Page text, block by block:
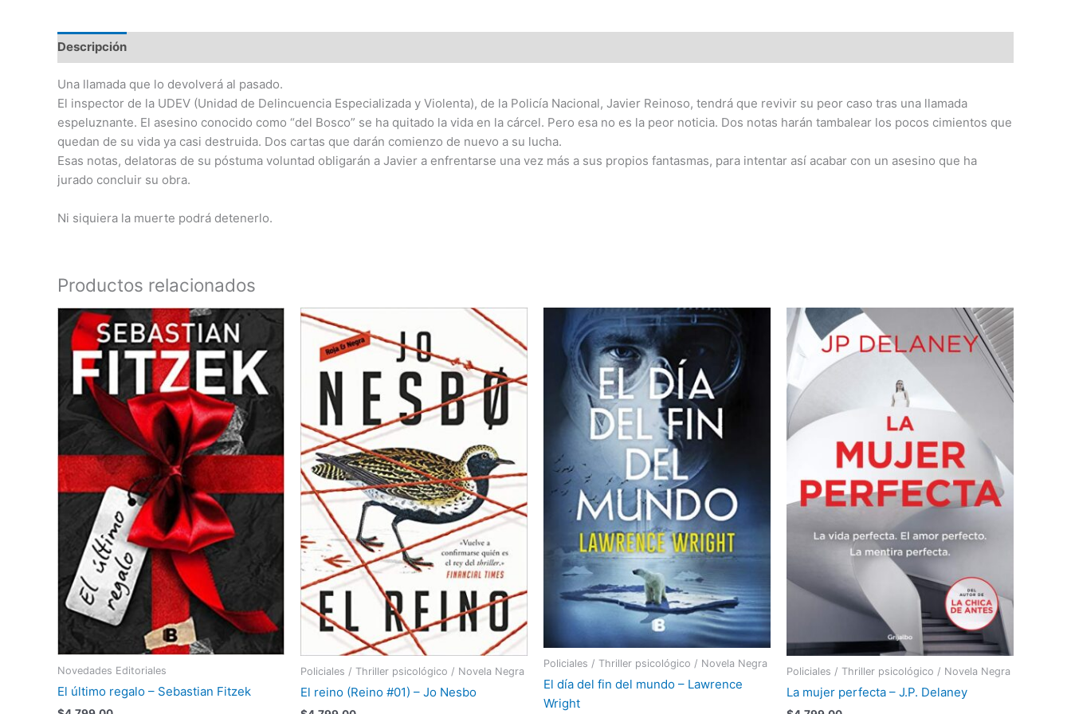
Descripción
Una llamada que lo devolverá al pasado.
El inspector de la UDEV (Unidad de Delincuencia Especializada y Violenta), de la Policía Nacional, Javier Reinoso, tendrá que revivir su peor caso tras una llamada
espeluznante. El asesino conocido como “del Bosco” se ha quitado la vida en la cárcel. Pero esa no es la peor noticia. Dos notas harán tambalear los pocos cimientos que
quedan de su vida ya casi destruida. Dos cartas que darán comienzo de nuevo a su lucha.
Esas notas, delatoras de su póstuma voluntad obligarán a Javier a enfrentarse una vez más a sus propios fantasmas, para intentar así acabar con un asesino que ha
jurado concluir su obra.
Ni siquiera la muerte podrá detenerlo.
Productos relacionados
Novedades Editoriales
El último regalo – Sebastian Fitzek
Policiales / Thriller psicológico / Novela Negra
El reino (Reino #01) – Jo Nesbo
Policiales / Thriller psicológico / Novela Negra
El día del fin del mundo – Lawrence
Wright
Policiales / Thriller psicológico / Novela Negra
La mujer perfecta – J.P. Delaney